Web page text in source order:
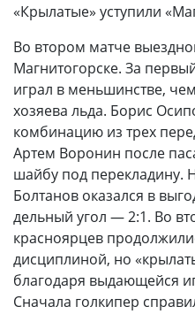
«Крылатые» уступили
Во втором матче
Магнитогорске. За
играл в меньшинстве,
хозяева льда. Борис
комбинацию из трех
Артем Воронин после
шайбу под перекладину.
Болтанов оказался в
дельный угол — 2:1. Во
красноярцев
дисциплиной, но
благодаря выдающейся
Сначала голкипер